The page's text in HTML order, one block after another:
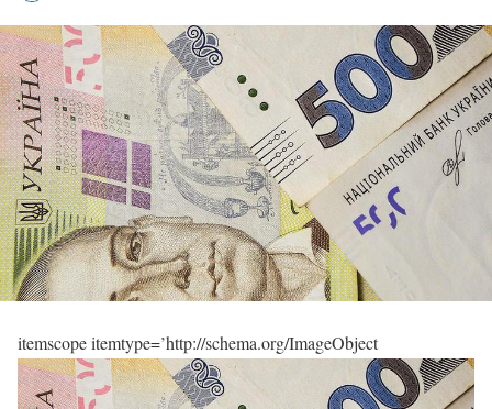
itemscope itemtype=’http://schema.org/ImageObject